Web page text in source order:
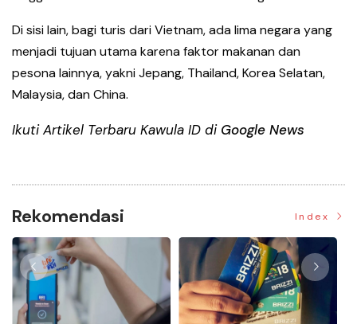
Di sisi lain, bagi turis dari Vietnam, ada lima negara yang
menjadi tujuan utama karena faktor makanan dan
pesona lainnya, yakni Jepang, Thailand, Korea Selatan,
Malaysia, dan China.
Ikuti Artikel Terbaru Kawula ID di Google News
Rekomendasi Index